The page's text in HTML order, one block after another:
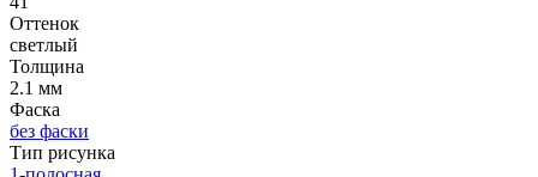
Оттенок
светлый
Толщина
2.1 мм
Фаска
без фаски
Тип рисунка